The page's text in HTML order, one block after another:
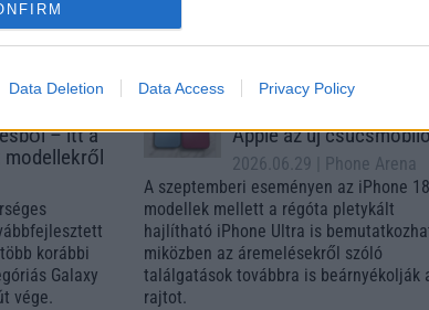
Data Deletion Data Access Privacy Policy
Samsung
– itt a
korábbi
Galaxy
vége.
iPhone 18 bemutató
Apple az új
2026.06.29
| Phone Arena
A szeptemberi eseményen az iPhone
modellek mellett a régóta pletykált
hajlítható iPhone Ultra is
miközben az áremelésekről szóló
találgatások továbbra is beárnyékolják
rajtot.